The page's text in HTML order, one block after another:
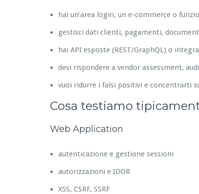
hai un’area login, un e-commerce o
gestisci dati clienti, pagamenti,
hai API esposte (REST/GraphQL) o
devi rispondere a vendor assessment,
vuoi ridurre i falsi positivi e concentrarti
Cosa testiamo
Web Application
autenticazione e gestione sessioni
autorizzazioni e IDOR
XSS, CSRF, SSRF